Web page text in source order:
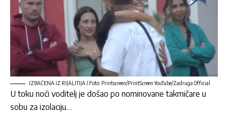
IZBAČENA IZ RIJALITIJA / Foto: Printscreen/PrintScreen YouTube/Zadruga Official
U toku noći voditelj je došao po nominovane takmičare u
sobu za izolaciju…